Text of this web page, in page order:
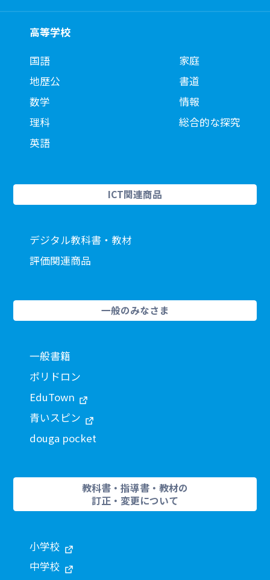
高等学校
国語
地歴公
数学
理科
英語
家庭
書道
情報
総合的な探究
ICT関連商品
デジタル教科書・教材
評価関連商品
一般のみなさま
一般書籍
ポリドロン
EduTown
青いスピン
douga pocket
教科書・指導書・教材の
訂正・変更について
小学校
中学校